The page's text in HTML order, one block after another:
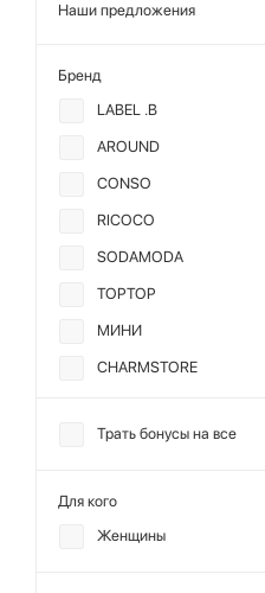
Наши предложения
Бренд
LABEL .B
AROUND
CONSO
RICOCO
SODAMODA
TOPTOP
МИНИ
CHARMSTORE
DREAMS BY ALENA
Трать бонусы на все
Для кого
Женщины